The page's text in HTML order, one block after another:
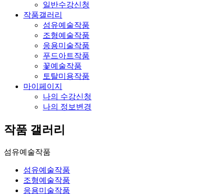
일반수강신청
작품갤러리
섬유예술작품
조형예술작품
응용미술작품
푸드아트작품
꽃예술작품
토탈미용작품
마이페이지
나의 수강신청
나의 정보변경
작품 갤러리
섬유예술작품
섬유예술작품
조형예술작품
응용미술작품